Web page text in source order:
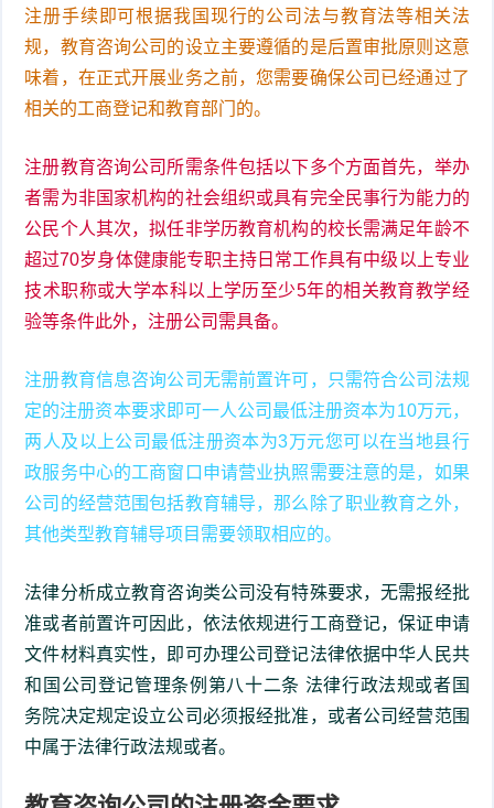
注册手续即可根据我国现行的公司法与教育法等相关法
规，教育咨询公司的设立主要遵循的是后置审批原则这意
味着，在正式开展业务之前，您需要确保公司已经通过了
相关的工商登记和教育部门的。
注册教育咨询公司所需条件包括以下多个方面首先，举办
者需为非国家机构的社会组织或具有完全民事行为能力的
公民个人其次，拟任非学历教育机构的校长需满足年龄不
超过70岁身体健康能专职主持日常工作具有中级以上专业
技术职称或大学本科以上学历至少5年的相关教育教学经
验等条件此外，注册公司需具备。
注册教育信息咨询公司无需前置许可，只需符合公司法规
定的注册资本要求即可一人公司最低注册资本为10万元，
两人及以上公司最低注册资本为3万元您可以在当地县行
政服务中心的工商窗口申请营业执照需要注意的是，如果
公司的经营范围包括教育辅导，那么除了职业教育之外，
其他类型教育辅导项目需要领取相应的。
法律分析成立教育咨询类公司没有特殊要求，无需报经批
准或者前置许可因此，依法依规进行工商登记，保证申请
文件材料真实性，即可办理公司登记法律依据中华人民共
和国公司登记管理条例第八十二条 法律行政法规或者国
务院决定规定设立公司必须报经批准，或者公司经营范围
中属于法律行政法规或者。